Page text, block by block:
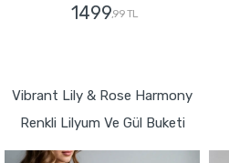
1499,99 TL
Vibrant Lily & Rose Harmony
Renkli Lilyum Ve Gül Buketi